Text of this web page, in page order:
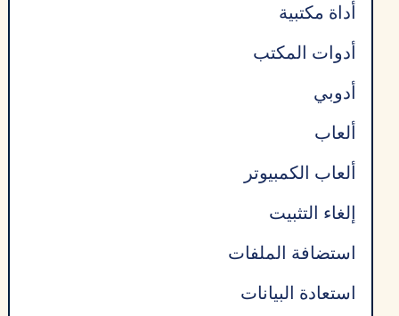
أداة مكتبية
أدوات المكتب
أدوبي
ألعاب
ألعاب الكمبيوتر
إلغاء التثبيت
استضافة الملفات
استعادة البيانات